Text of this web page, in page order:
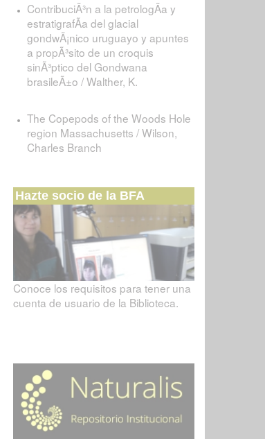
ContribuciÃ³n a la petrologÃ­a y
estratigrafÃ­a del glacial
gondwÃ¡nico uruguayo y apuntes
a propÃ³sito de un croquis
sinÃ³ptico del Gondwana
brasileÃ±o / Walther, K.
The Copepods of the Woods Hole
region Massachusetts / Wilson,
Charles Branch
Hazte socio de la BFA
Conoce los requisitos para tener una
cuenta de usuario de la Biblioteca.